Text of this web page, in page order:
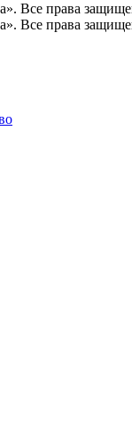
Все права
Все права